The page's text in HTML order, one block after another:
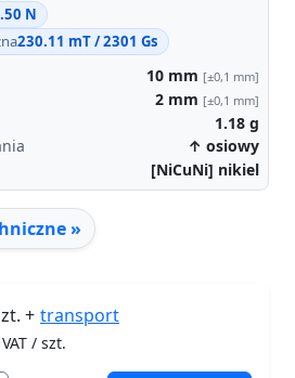
N
230.11 mT / 2301 Gs
10 mm [±0,1 mm]
2 mm [±0,1 mm]
1.18 g
↑ osiowy
[NiCuNi] nikiel
»
+ transport
/ szt.